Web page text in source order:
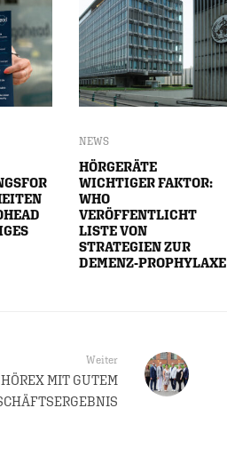
NEWS
HÖRGERÄTE
WICHTIGER FAKTOR:
WHO
VERÖFFENTLICHT
LISTE VON
STRATEGIEN ZUR
DEMENZ-PROPHYLAXE
Weiter
MIT GUTEM